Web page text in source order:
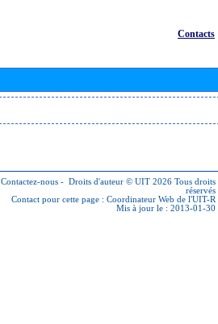
Contacts
Contactez-nous - Droits d'auteur © UIT 2026 Tous droits
réservés
Contact pour cette page : Coordinateur Web de l'UIT-R
Mis à jour le : 2013-01-30